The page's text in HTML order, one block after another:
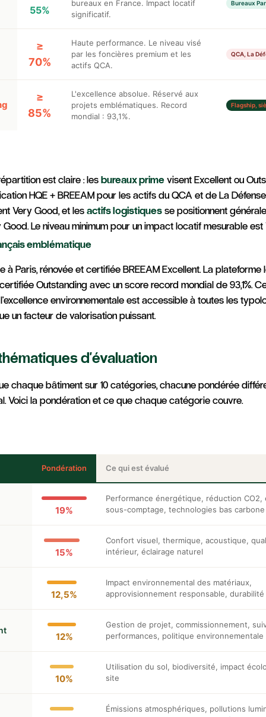
55%
bureaux en France. Impact locatif
significatif.
Bureaux
≥
70%
Haute performance. Le niveau visé
par les foncières premium et les
actifs QCA.
QCA, La
≥
85%
L'excellence absolue. Réservé aux
projets emblématiques. Record
mondial : 93,1%.
Flagship,
est claire : lesbureaux primevisent Excellent ou
HQE + BREEAM pour les actifs du QCA et de La
Very Good, et lesactifs logistiquesse positionnent
Le niveau minimum pour un impact locatif mesurable
emblématique
à Paris, rénovée et certifiée BREEAM Excellent. La plateforme
Outstanding avec un score record mondial de 93,1%.
environnementale est accessible à toutes les
un facteur de valorisation puissant.
d'évaluation
chaque bâtiment sur 10 catégories, chacune pondérée
Voici la pondération et ce que chaque catégorie couvre.
Pondération Ce qui est évalué
19%
Performance énergétique, réduction CO2,
sous-comptage, technologies bas carbone
15%
Confort visuel, thermique, acoustique,
intérieur, éclairage naturel
12,5%
Impact environnemental des matériaux,
approvisionnement responsable, durabilité
12%
Gestion de projet, commissionnement,
performances, politique environnementale
10%
Utilisation du sol, biodiversité, impact
site
Émissions atmosphériques, pollutions